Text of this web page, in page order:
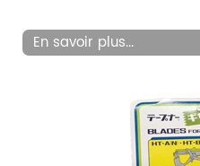
En savoir plus...